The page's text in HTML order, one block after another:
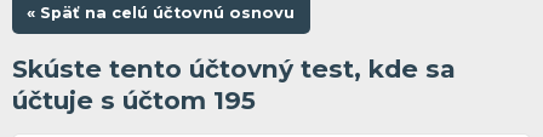
« Späť na celú účtovnú osnovu
Skúste tento účtovný test, kde sa
účtuje s účtom 195